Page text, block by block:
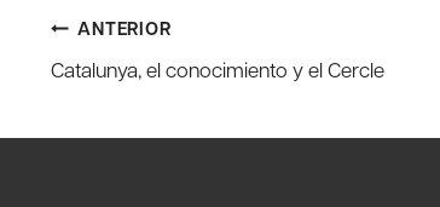
Navegación
de
entradas
ANTERIOR
Catalunya, el conocimiento y el Cercle